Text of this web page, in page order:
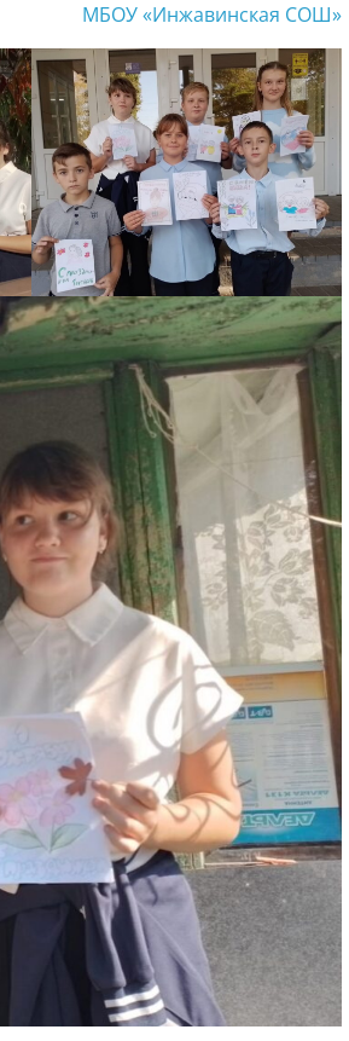
МБОУ «Инжавинская СОШ»